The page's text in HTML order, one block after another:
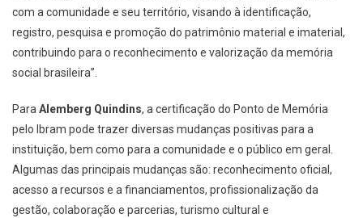
com a comunidade e seu território, visando à identificação,
registro, pesquisa e promoção do patrimônio material e imaterial,
contribuindo para o reconhecimento e valorização da memória
social brasileira”.
ParaAlemberg Quindins, a certificação do Ponto de Memória
pelo Ibram pode trazer diversas mudanças positivas para a
instituição, bem como para a comunidade e o público em geral.
Algumas das principais mudanças são: reconhecimento oficial,
acesso a recursos e a financiamentos, profissionalização da
gestão, colaboração e parcerias, turismo cultural e